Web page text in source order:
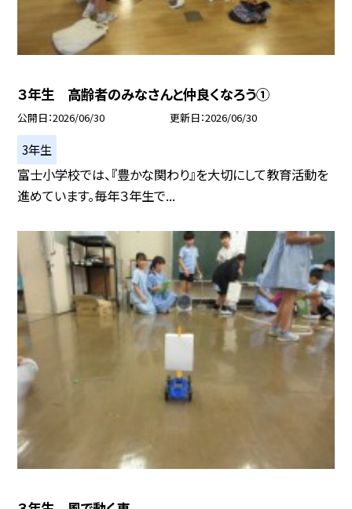
３年生 高齢者のみなさんと仲良くなろう①
公開日 2026/06/30 更新日 2026/06/30
3年生
富士小学校では、『豊かな関わり』を大切にして教育活動を
進めています。毎年３年生で...